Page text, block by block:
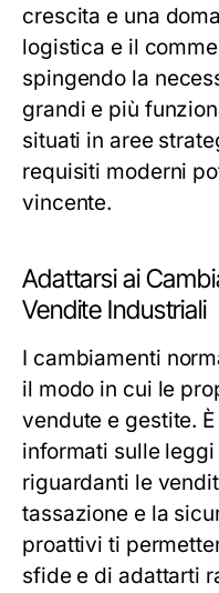
crescita e una
logistica e il
spingendo la
grandi e più
situati in aree
requisiti moderni
vincente.
Adattarsi ai
Vendite Industriali
I cambiamenti
il modo in cui le
vendute e gestite.
informati sulle
riguardanti le
tassazione e la
proattivi ti
sfide e di adattarti